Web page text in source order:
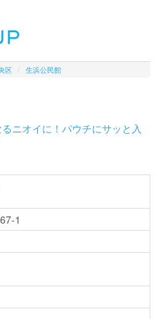
区 生浜公民館
ニオイに！パウチにサッと入
1